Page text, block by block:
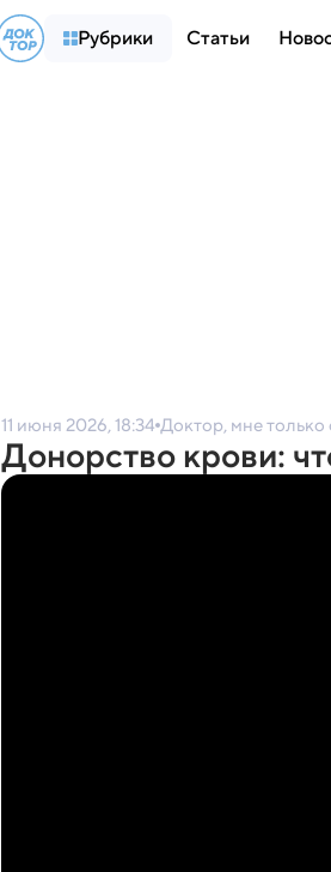
Рубрики Статьи
11 июня 2026, 18:34 Доктор, мне только
Донорство крови: